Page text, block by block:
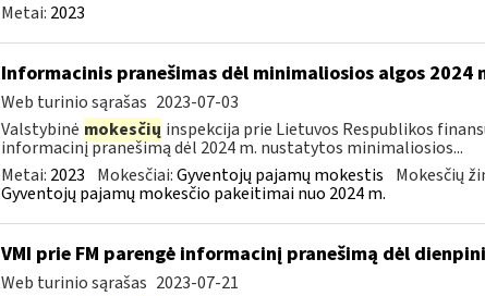
Metai: 2023
Informacinis pranešimas dėl minimaliosios algos 2024
Web turinio sąrašas 2023-07-03
Valstybinė mokesčių inspekcija prie Lietuvos Respublikos
informacinį pranešimą dėl 2024 m. nustatytos minimaliosios...
Metai: 2023 Mokesčiai:Gyventojų pajamų mokestis Mokesčių
Gyventojų pajamų mokesčio pakeitimai nuo 2024 m.
VMI prie FM parengė informacinį pranešimą dėl
Web turinio sąrašas 2023-07-21